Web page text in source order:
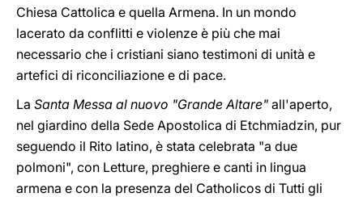
Chiesa Cattolica e quella Armena. In un mondo
lacerato da conflitti e violenze è più che mai
necessario che i cristiani siano testimoni di unità e
artefici di riconciliazione e di pace.
La Santa Messa al nuovo "Grande Altare" all'aperto,
nel giardino della Sede Apostolica di Etchmiadzin, pur
seguendo il Rito latino, è stata celebrata "a due
polmoni", con Letture, preghiere e canti in lingua
armena e con la presenza del Catholicos di Tutti gli